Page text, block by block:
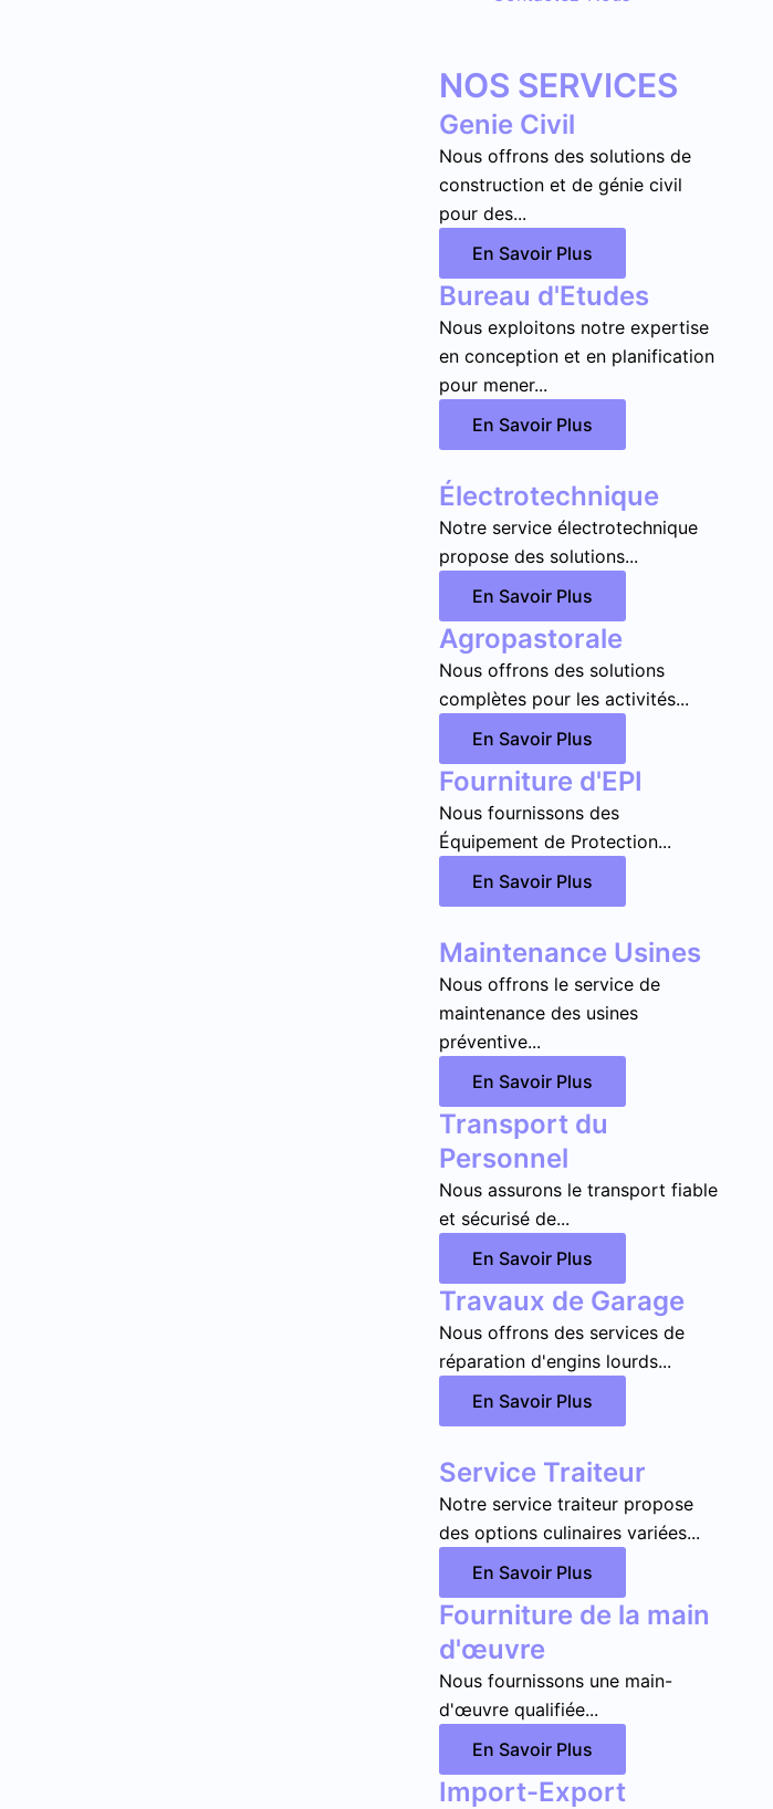
NOS SERVICES
Genie Civil
Nous offrons des solutions de
construction et de génie civil
pour des...
En Savoir Plus
Bureau d'Etudes
Nous exploitons notre expertise
en conception et en planification
pour mener...
En Savoir Plus
Électrotechnique
Notre service électrotechnique
propose des solutions...
En Savoir Plus
Agropastorale
Nous offrons des solutions
complètes pour les activités...
En Savoir Plus
Fourniture d'EPI
Nous fournissons des
Équipement de Protection...
En Savoir Plus
Maintenance Usines
Nous offrons le service de
maintenance des usines
préventive...
En Savoir Plus
Transport du
Personnel
Nous assurons le transport fiable
et sécurisé de...
En Savoir Plus
Travaux de Garage
Nous offrons des services de
réparation d'engins lourds...
En Savoir Plus
Service Traiteur
Notre service traiteur propose
des options culinaires variées...
En Savoir Plus
Fourniture de la main
d'œuvre
Nous fournissons une main-
d'œuvre qualifiée...
En Savoir Plus
Import-Export